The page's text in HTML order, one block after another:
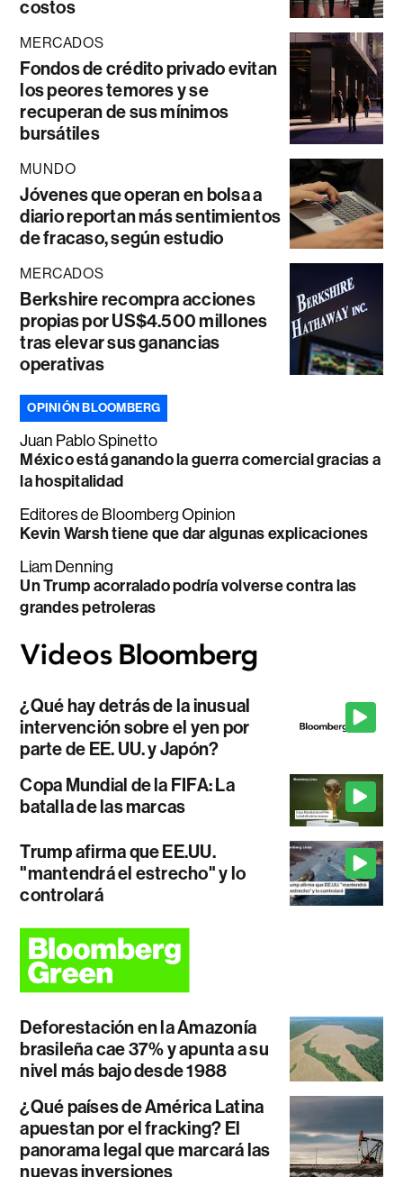
costos
MERCADOS
Fondos de crédito privado evitan
los peores temores y se
recuperan de sus mínimos
bursátiles
MUNDO
Jóvenes que operan en bolsa a
diario reportan más sentimientos
de fracaso, según estudio
MERCADOS
Berkshire recompra acciones
propias por US$4.500 millones
tras elevar sus ganancias
operativas
OPINIÓN BLOOMBERG
Juan Pablo Spinetto
México está ganando la guerra comercial gracias a
la hospitalidad
Editores de Bloomberg Opinion
Kevin Warsh tiene que dar algunas explicaciones
Liam Denning
Un Trump acorralado podría volverse contra las
grandes petroleras
¿Qué hay detrás de la inusual
intervención sobre el yen por
parte de EE. UU. y Japón?
Copa Mundial de la FIFA: La
batalla de las marcas
Trump afirma que EE.UU.
"mantendrá el estrecho" y lo
controlará
Deforestación en la Amazonía
brasileña cae 37% y apunta a su
nivel más bajo desde 1988
¿Qué países de América Latina
apuestan por el fracking? El
panorama legal que marcará las
nuevas inversiones